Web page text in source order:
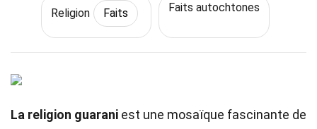
Religion Faits Faits autochtones
La religion guarani est une mosaïque fascinante de